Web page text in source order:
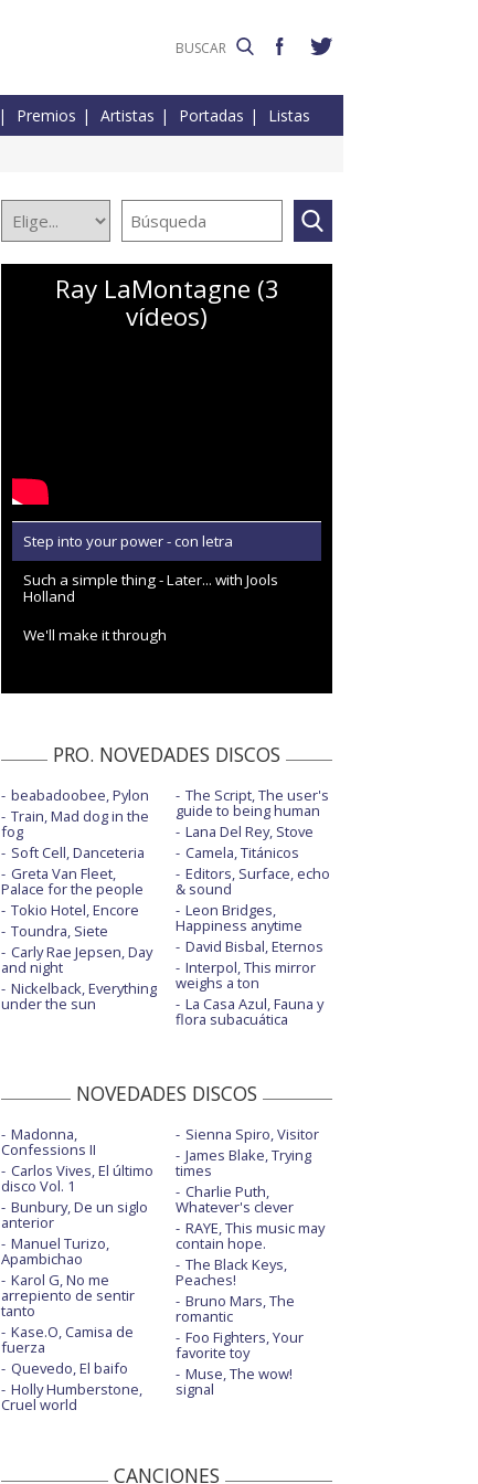
Premios Artistas Portadas Listas
Ray LaMontagne (3
vídeos)
Step into your power - con letra
Such a simple thing - Later... with Jools
Holland
We'll make it through
PRO. NOVEDADES DISCOS
beabadoobee, Pylon
Train, Mad dog in the
fog
Soft Cell, Danceteria
Greta Van Fleet,
Palace for the people
Tokio Hotel, Encore
Toundra, Siete
Carly Rae Jepsen, Day
and night
Nickelback, Everything
under the sun
The Script, The user's
guide to being human
Lana Del Rey, Stove
Camela, Titánicos
Editors, Surface, echo
& sound
Leon Bridges,
Happiness anytime
David Bisbal, Eternos
Interpol, This mirror
weighs a ton
La Casa Azul, Fauna y
flora subacuática
NOVEDADES DISCOS
Madonna,
Confessions II
Carlos Vives, El último
disco Vol. 1
Bunbury, De un siglo
anterior
Manuel Turizo,
Apambichao
Karol G, No me
arrepiento de sentir
tanto
Kase.O, Camisa de
fuerza
Quevedo, El baifo
Holly Humberstone,
Cruel world
Sienna Spiro, Visitor
James Blake, Trying
times
Charlie Puth,
Whatever's clever
RAYE, This music may
contain hope.
The Black Keys,
Peaches!
Bruno Mars, The
romantic
Foo Fighters, Your
favorite toy
Muse, The wow!
signal
CANCIONES